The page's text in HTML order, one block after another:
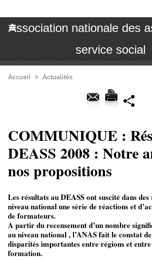
Association nationale des
service social
Accueil > Actualités
COMMUNIQUE :
DEASS 2008 : Notre
nos propositions
Les résultats au DEASS ont suscité dans
niveau national une série de réactions et
de formateurs.
A partir du recensement d’un nombre
au niveau national , l’ANAS fait le constat
disparités importantes entre régions et entre
formation.